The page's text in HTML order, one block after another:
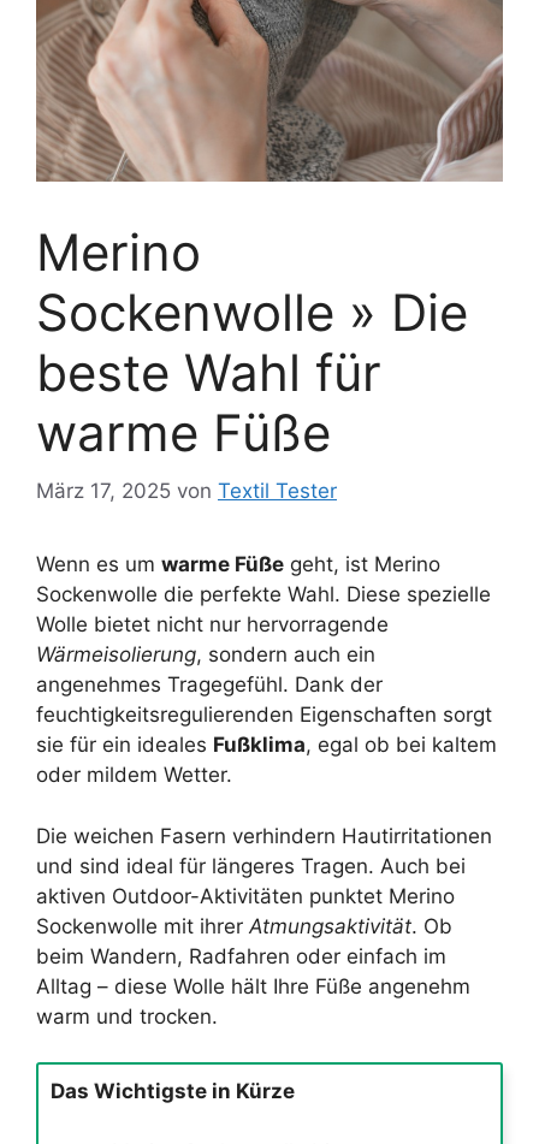
Merino
Sockenwolle » Die
beste Wahl für
warme Füße
März 17, 2025 von Textil Tester
Wenn es um warme Füße geht, ist Merino
Sockenwolle die perfekte Wahl. Diese spezielle
Wolle bietet nicht nur hervorragende
Wärmeisolierung, sondern auch ein
angenehmes Tragegefühl. Dank der
feuchtigkeitsregulierenden Eigenschaften sorgt
sie für ein ideales Fußklima, egal ob bei kaltem
oder mildem Wetter.
Die weichen Fasern verhindern Hautirritationen
und sind ideal für längeres Tragen. Auch bei
aktiven Outdoor-Aktivitäten punktet Merino
Sockenwolle mit ihrer Atmungsaktivität. Ob
beim Wandern, Radfahren oder einfach im
Alltag – diese Wolle hält Ihre Füße angenehm
warm und trocken.
Das Wichtigste in Kürze